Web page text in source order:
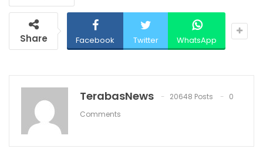
Share Facebook Twitter WhatsApp
TerabasNews 20648 Posts
0
Comments